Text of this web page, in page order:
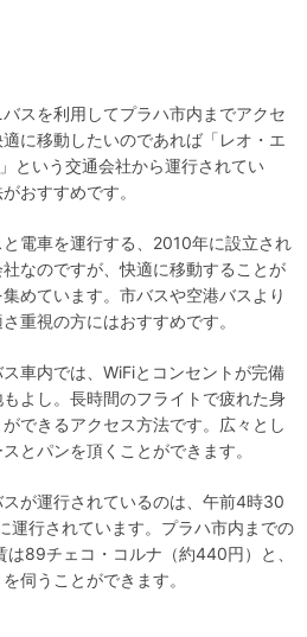
スを利用してプラハ市内までアクセ
に移動したいのであれば「レオ・エ
という交通会社から運行されてい
おすすめです。
電車を運行する、2010年に設立され
なのですが、快適に移動することが
めています。市バスや空港バスより
重視の方にはおすすめです。
車内では、WiFiとコンセントが完備
よし。長時間のフライトで疲れた身
できるアクセス方法です。広々とし
とパンを頂くことができます。
が運行されているのは、午前4時30
運行されています。プラハ市内までの
89チェコ・コルナ（約440円）と、
伺うことができます。